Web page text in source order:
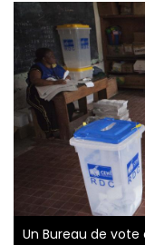
Un Bureau de vote